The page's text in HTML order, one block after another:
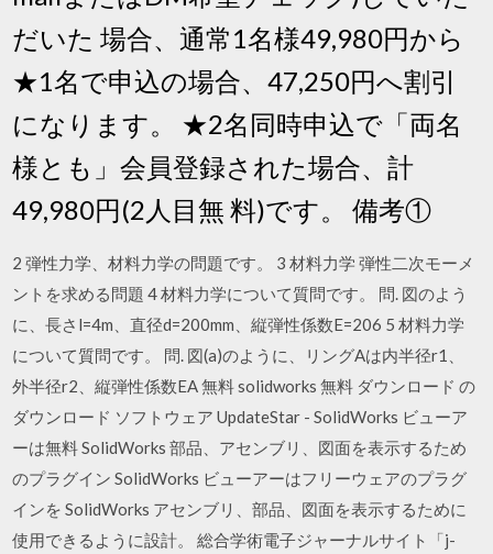
だいた 場合、通常1名様49,980円から
★1名で申込の場合、47,250円へ割引
になります。 ★2名同時申込で「両名
様とも」会員登録された場合、計
49,980円(2人目無 料)です。 備考①
2 弾性力学、材料力学の問題です。 3 材料力学 弾性二次モーメ
ントを求める問題 4 材料力学について質問です。 問. 図のよう
に、長さl=4m、直径d=200mm、縦弾性係数E=206 5 材料力学
について質問です。 問. 図(a)のように、リングAは内半径r1、
外半径r2、縦弾性係数EA 無料 solidworks 無料 ダウンロード の
ダウンロード ソフトウェア UpdateStar - SolidWorks ビューア
ーは無料 SolidWorks 部品、アセンブリ、図面を表示するため
のプラグイン SolidWorks ビューアーはフリーウェアのプラグ
インを SolidWorks アセンブリ、部品、図面を表示するために
使用できるように設計。 総合学術電子ジャーナルサイト「j-